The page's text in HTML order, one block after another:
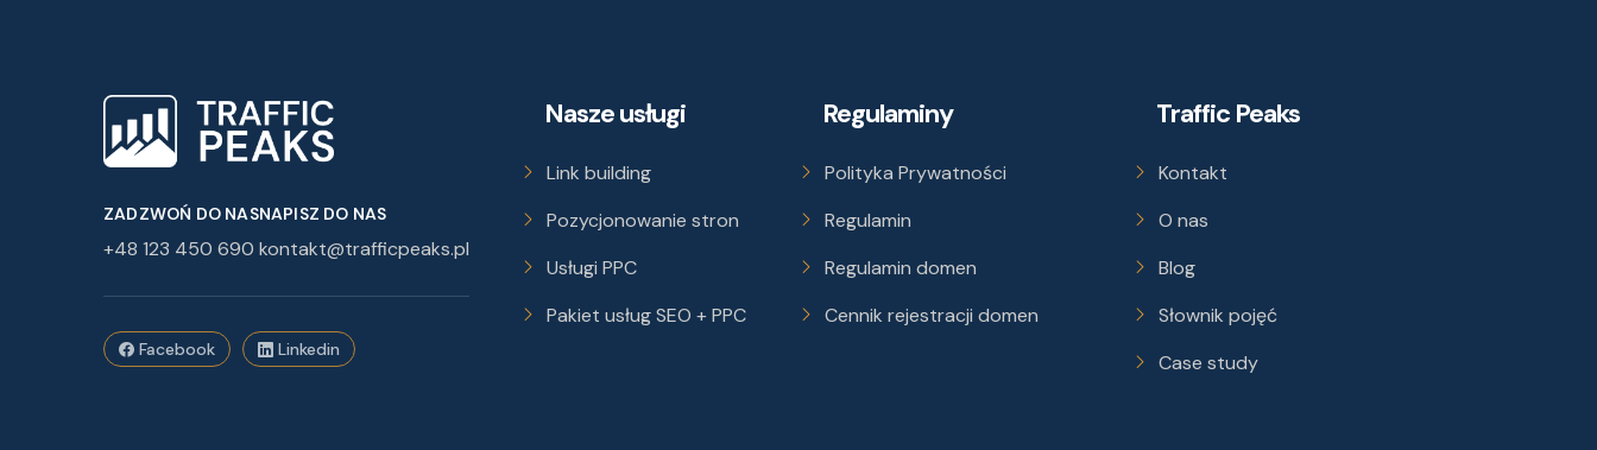
ZADZWOŃ DO NAS
+48 123 450 690
NAPISZ DO NAS
kontakt@trafficpeaks.pl
Facebook Linkedin
Nasze usługi
Link building
Pozycjonowanie stron
Usługi PPC
Pakiet usług SEO + PPC
Regulaminy
Polityka Prywatności
Regulamin
Regulamin domen
Cennik rejestracji domen
Traffic Peaks
Kontakt
O nas
Blog
Słownik pojęć
Case study